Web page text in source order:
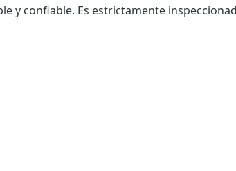
y confiable. Es estrictamente